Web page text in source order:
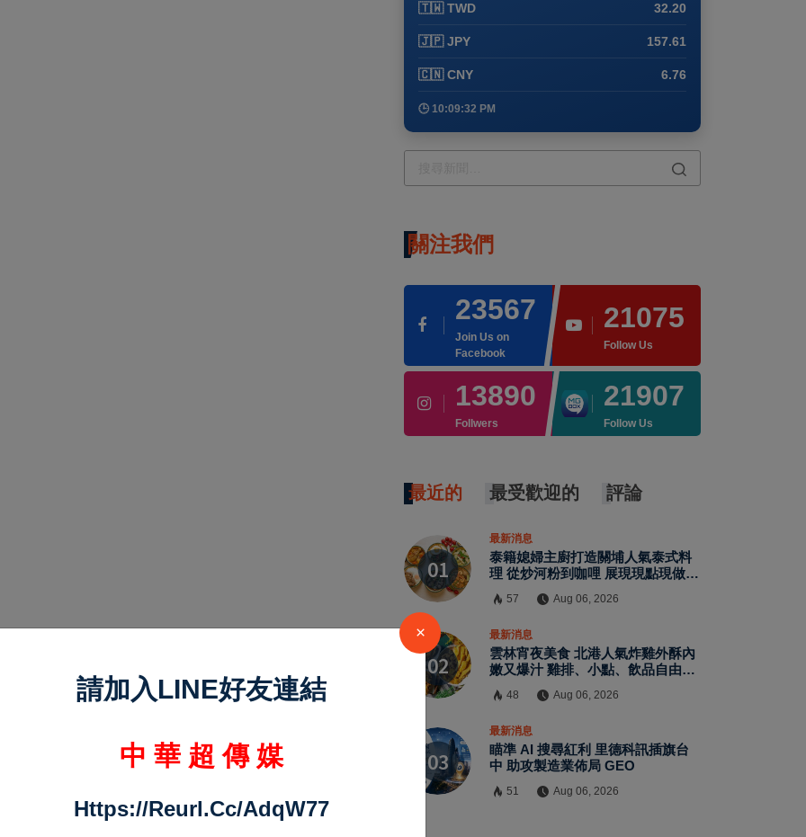
🇹🇼 TWD 32.20
🇯🇵 JPY 157.61
🇨🇳 CNY 6.76
🕒 10:09:32 PM
關注我們
23567
Join Us on
Facebook
21075
Follow Us
13890
Follwers
21907
Follow Us
最近的 最受歡迎的 評論
最新消息
泰籍媳婦主廚打造關埔人氣泰式料
理 從炒河粉到咖哩 展現現點現做南
57 Aug 06, 2026
最新消息
雲林宵夜美食 北港人氣炸雞外酥內
嫩又爆汁 雞排、小點、飲品自由搭
48 Aug 06, 2026
最新消息
瞄準 AI 搜尋紅利 里德科訊插旗台
中 助攻製造業佈局 GEO
51 Aug 06, 2026
×
請加入LINE好友連結
中 華 超 傳 媒
Https://reurl.cc/adqW77